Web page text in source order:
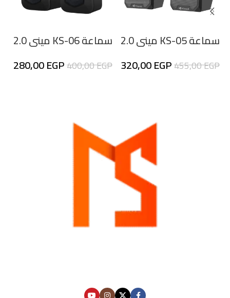
سماعة KS-05 ميني 2.0
455,00EGP
320,00EGP
سماعة KS-06 ميني 2.0
400,00EGP
280,00EGP